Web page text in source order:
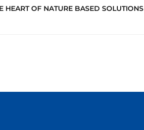
HEART OF NATURE BASED SOLUTIONS